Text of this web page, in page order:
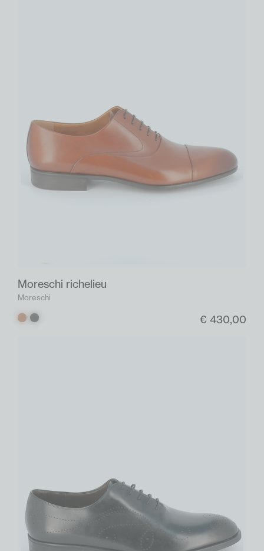
Moreschi richelieu
Moreschi
Cognac
Zwart € 430,00